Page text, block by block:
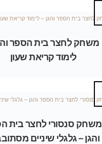
משחק לחצר בית הספר
לימוד קריאת שעון
משחק סנסורי לחצר בית
והגן – גלגלי שיניים